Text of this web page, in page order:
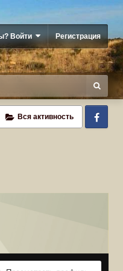
Войти Регистрация
Вся активность